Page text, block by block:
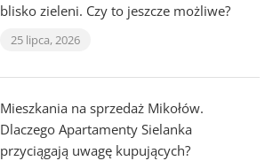
blisko zieleni. Czy to jeszcze możliwe?
25 lipca, 2026
Mieszkania na sprzedaż Mikołów.
Dlaczego Apartamenty Sielanka
przyciągają uwagę kupujących?